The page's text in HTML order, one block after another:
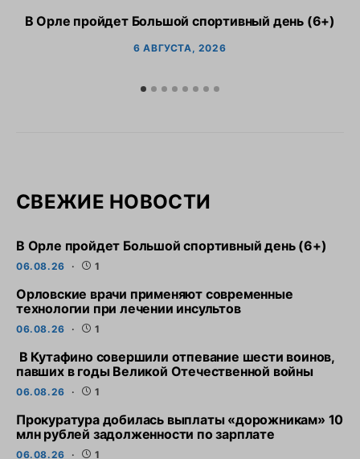
В Орле пройдет Большой спортивный день (6+)
6 АВГУСТА, 2026
СВЕЖИЕ НОВОСТИ
В Орле пройдет Большой спортивный день (6+)
06.08.26 1
Орловские врачи применяют современные
технологии при лечении инсультов
06.08.26 1
В Кутафино совершили отпевание шести воинов,
павших в годы Великой Отечественной войны
06.08.26 1
Прокуратура добилась выплаты «дорожникам» 10
млн рублей задолженности по зарплате
06.08.26 1